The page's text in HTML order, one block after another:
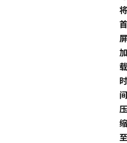
将
首
屏
加
载
时
间
压
缩
至